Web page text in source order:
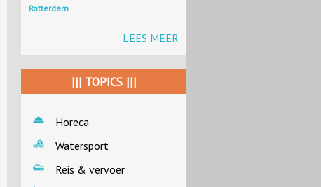
Rotterdam
LEES MEER
||| TOPICS |||
Horeca
Watersport
Reis & vervoer